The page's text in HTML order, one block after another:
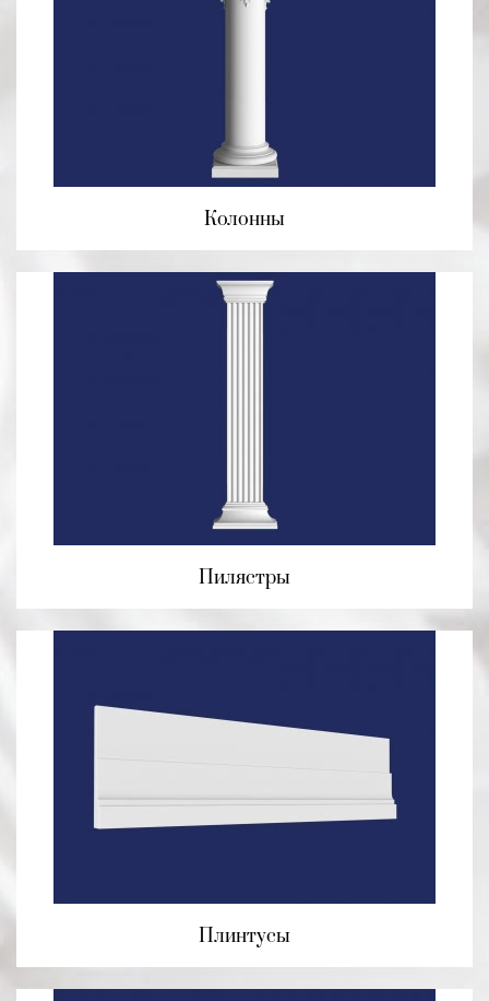
Колонны
Пилястры
Плинтусы